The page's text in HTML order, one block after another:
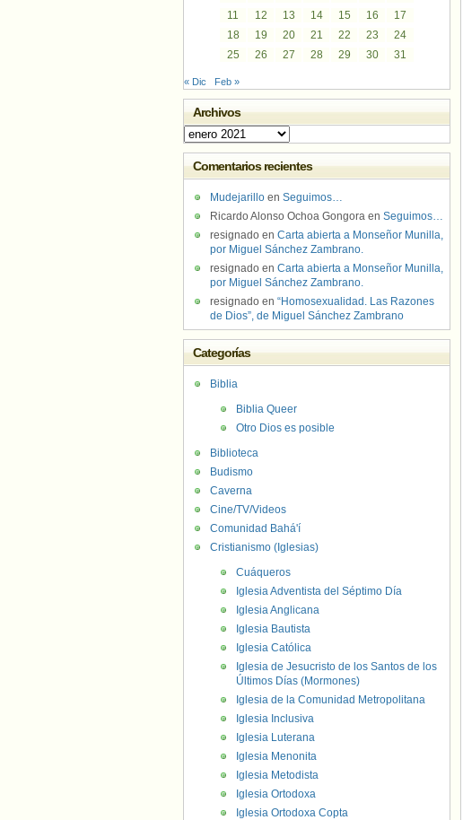
11
12 13 14 15 16
17
18
19 20 21 22 23
24
25
26 27 28 29 30 31
« Dic Feb »
Archivos
Archivos
Comentarios recientes
Mudejarillo en Seguimos…
Ricardo Alonso Ochoa Gongora en Seguimos…
resignado en Carta abierta a Monseñor Munilla,
por Miguel Sánchez Zambrano.
resignado en Carta abierta a Monseñor Munilla,
por Miguel Sánchez Zambrano.
resignado en “Homosexualidad. Las Razones
de Dios”, de Miguel Sánchez Zambrano
Categorías
Biblia
Biblia Queer
Otro Dios es posible
Biblioteca
Budismo
Caverna
Cine/TV/Videos
Comunidad Bahá'í
Cristianismo (Iglesias)
Cuáqueros
Iglesia Adventista del Séptimo Día
Iglesia Anglicana
Iglesia Bautista
Iglesia Católica
Iglesia de Jesucristo de los Santos de los
Últimos Días (Mormones)
Iglesia de la Comunidad Metropolitana
Iglesia Inclusiva
Iglesia Luterana
Iglesia Menonita
Iglesia Metodista
Iglesia Ortodoxa
Iglesia Ortodoxa Copta